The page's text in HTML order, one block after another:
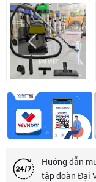
Hướng dẫn
tập đoàn Đại